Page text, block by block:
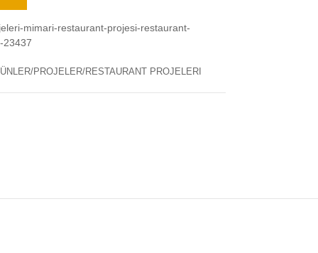
mimari-restaurant-projesi-restaurant-
23437
PROJELER/RESTAURANT PROJELERI